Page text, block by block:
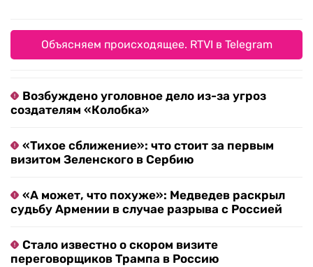
Объясняем происходящее. RTVI в Telegram
Возбуждено уголовное дело из-за угроз
создателям «Колобка»
«Тихое сближение»: что стоит за первым
визитом Зеленского в Сербию
«А может, что похуже»: Медведев раскрыл
судьбу Армении в случае разрыва с Россией
Стало известно о скором визите
переговорщиков Трампа в Россию